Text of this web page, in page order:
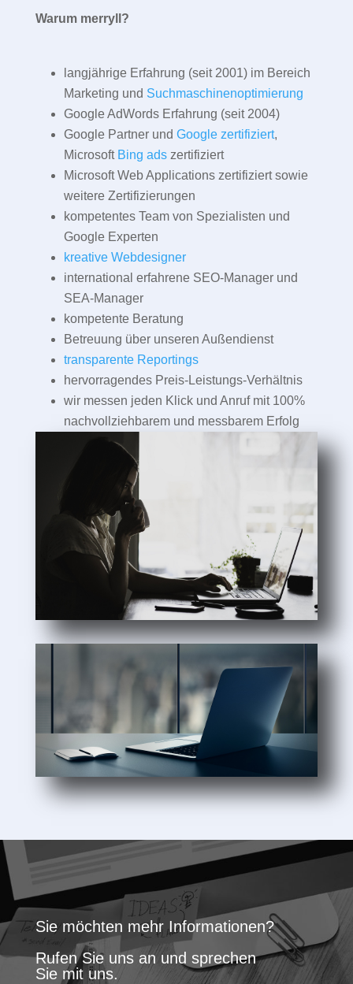
Warum merryll?
langjährige Erfahrung (seit 2001) im Bereich
Marketing und Suchmaschinenoptimierung
Google AdWords Erfahrung (seit 2004)
Google Partner und Google zertifiziert,
Microsoft Bing adszertifiziert
Microsoft Web Applications zertifiziert sowie
weitere Zertifizierungen
kompetentes Team von Spezialisten und
Google Experten
kreative Webdesigner
international erfahrene SEO-Manager und
SEA-Manager
kompetente Beratung
Betreuung über unseren Außendienst
transparente Reportings
hervorragendes Preis-Leistungs-Verhältnis
wir messen jeden Klick und Anruf mit 100%
nachvollziehbarem und messbarem Erfolg
Sie möchten mehr Informationen?
Rufen Sie uns an und sprechen
Sie mit uns.